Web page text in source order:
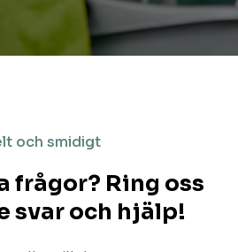
och smidigt
frågor? Ring oss
svar och hjälp!